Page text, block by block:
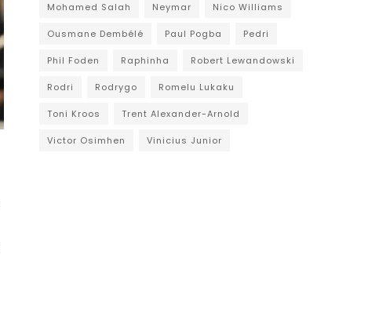
Mohamed Salah Neymar Nico Williams
Ousmane Dembélé Paul Pogba Pedri
Phil Foden Raphinha Robert Lewandowski
Rodri Rodrygo Romelu Lukaku
Toni Kroos Trent Alexander-Arnold
Victor Osimhen Vinicius Junior